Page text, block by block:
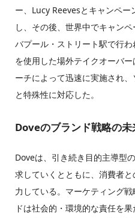
ー、Lucy Reevesとキャンペ
し、その後、世界中でキャン
バプール・ストリート駅で行
を使用した場外テイクオーバ
ーチによって迅速に実施され
と特殊性に対応した。
Doveのブランド戦略の未
Doveは、引き続き目的主導型
求していくとともに、消費者
力している。マーケティング
ドは社会的・環境的な責任を